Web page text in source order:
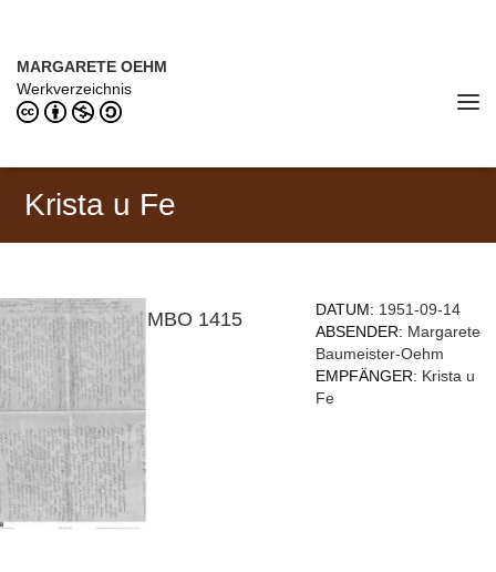
MARGARETE OEHM
Werkverzeichnis
Krista u Fe
MBO 1415 DATUM: 1951-09-14
ABSENDER: Margarete
Baumeister-Oehm
EMPFÄNGER: Krista u
Fe